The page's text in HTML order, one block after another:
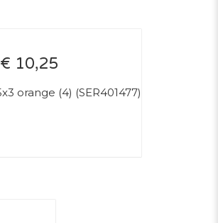
€ 10,25
Bushing alu 3x5x3 orange (4) (SER401477)